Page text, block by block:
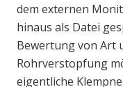
dem externen
hinaus als Datei
Bewertung von Art
Rohrverstopfung
eigentliche